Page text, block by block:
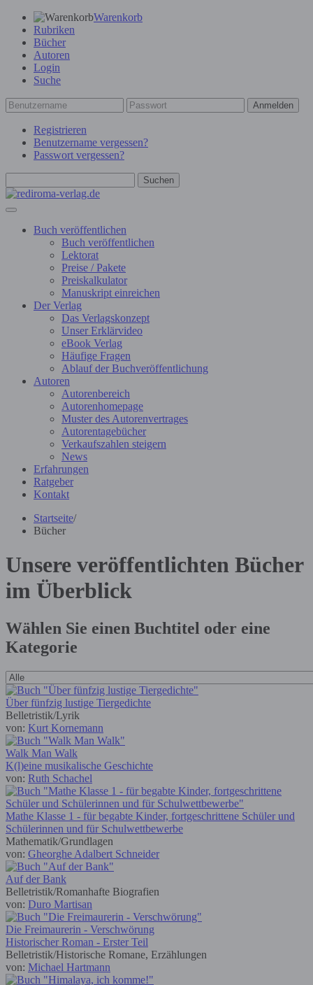
Warenkorb
Rubriken
Bücher
Autoren
Login
Suche
Anmelden
Registrieren
Benutzername vergessen?
Passwort vergessen?
Suchen
Buch veröffentlichen
Buch veröffentlichen
Lektorat
Preise / Pakete
Preiskalkulator
Manuskript einreichen
Der Verlag
Das Verlagskonzept
Unser Erklärvideo
eBook Verlag
Häufige Fragen
Ablauf der Buchveröffentlichung
Autoren
Autorenbereich
Autorenhomepage
Muster des Autorenvertrages
Autorentagebücher
Verkaufszahlen steigern
News
Erfahrungen
Ratgeber
Kontakt
Startseite/
Bücher
Unsere veröffentlichten Bücher
im Überblick
Wählen Sie einen Buchtitel oder eine
Kategorie
Über fünfzig lustige Tiergedichte
Belletristik/Lyrik
von: Kurt Kornemann
Walk Man Walk
K(l)eine musikalische Geschichte
von: Ruth Schachel
Mathe Klasse 1 - für begabte Kinder, fortgeschrittene Schüler und
Schülerinnen und für Schulwettbewerbe
Mathematik/Grundlagen
von: Gheorghe Adalbert Schneider
Auf der Bank
Belletristik/Romanhafte Biografien
von: Duro Martisan
Die Freimaurerin - Verschwörung
Historischer Roman - Erster Teil
Belletristik/Historische Romane, Erzählungen
von: Michael Hartmann